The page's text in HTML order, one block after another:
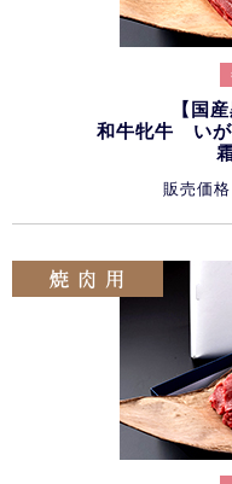
【国
和牛牝牛 いが
販売価格